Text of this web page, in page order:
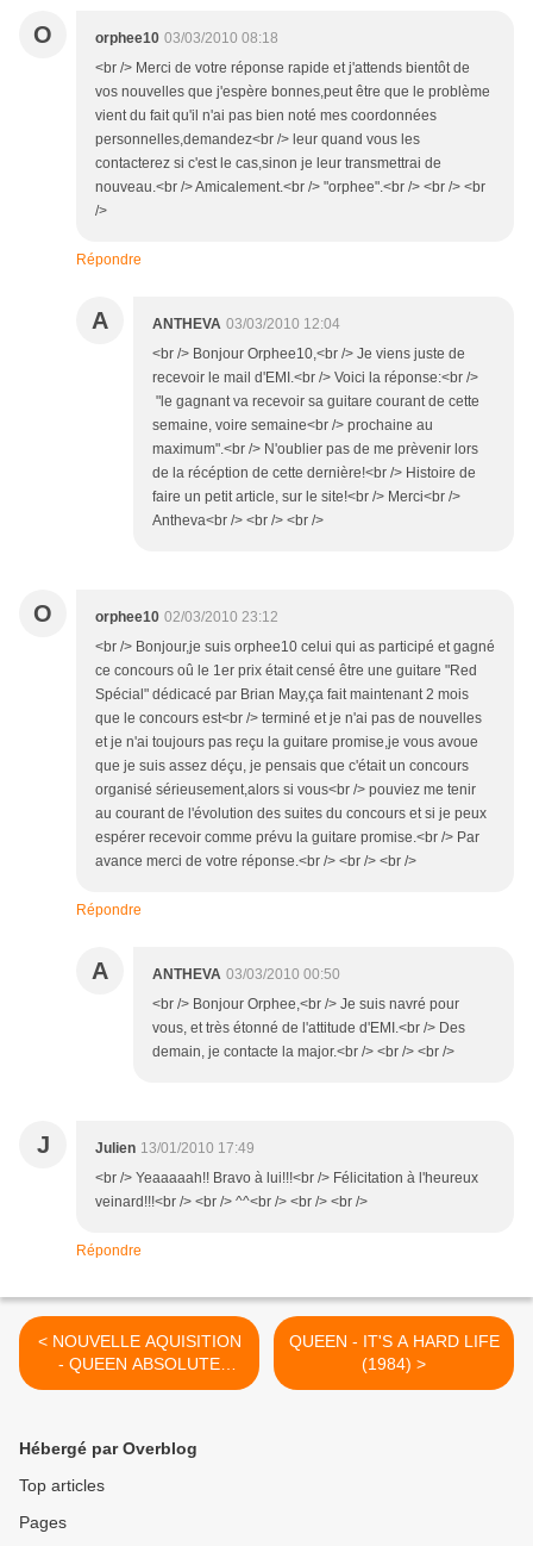
O orphee10 03/03/2010 08:18
<br /> Merci de votre réponse rapide et j'attends bientôt de
vos nouvelles que j'espère bonnes,peut être que le problème
vient du fait qu'il n'ai pas bien noté mes coordonnées
personnelles,demandez<br /> leur quand vous les
contacterez si c'est le cas,sinon je leur transmettrai de
nouveau.<br /> Amicalement.<br /> "orphee".<br /> <br /> <br
/>
Répondre
A ANTHEVA 03/03/2010 12:04
<br /> Bonjour Orphee10,<br /> Je viens juste de
recevoir le mail d'EMI.<br /> Voici la réponse:<br />
"le gagnant va recevoir sa guitare courant de cette
semaine, voire semaine<br /> prochaine au
maximum".<br /> N'oublier pas de me prèvenir lors
de la récéption de cette dernière!<br /> Histoire de
faire un petit article, sur le site!<br /> Merci<br />
Antheva<br /> <br /> <br />
O orphee10 02/03/2010 23:12
<br /> Bonjour,je suis orphee10 celui qui as participé et gagné
ce concours oû le 1er prix était censé être une guitare "Red
Spécial" dédicacé par Brian May,ça fait maintenant 2 mois
que le concours est<br /> terminé et je n'ai pas de nouvelles
et je n'ai toujours pas reçu la guitare promise,je vous avoue
que je suis assez déçu, je pensais que c'était un concours
organisé sérieusement,alors si vous<br /> pouviez me tenir
au courant de l'évolution des suites du concours et si je peux
espérer recevoir comme prévu la guitare promise.<br /> Par
avance merci de votre réponse.<br /> <br /> <br />
Répondre
A ANTHEVA 03/03/2010 00:50
<br /> Bonjour Orphee,<br /> Je suis navré pour
vous, et très étonné de l'attitude d'EMI.<br /> Des
demain, je contacte la major.<br /> <br /> <br />
J Julien 13/01/2010 17:49
<br /> Yeaaaaah!! Bravo à lui!!!<br /> Félicitation à l'heureux
veinard!!!<br /> <br /> ^^<br /> <br /> <br />
Répondre
< NOUVELLE AQUISITION
- QUEEN ABSOLUTE
GREATEST VINYL BOXSET
QUEEN - IT'S A HARD LIFE
(1984) >
Hébergé par Overblog
Top articles
Pages